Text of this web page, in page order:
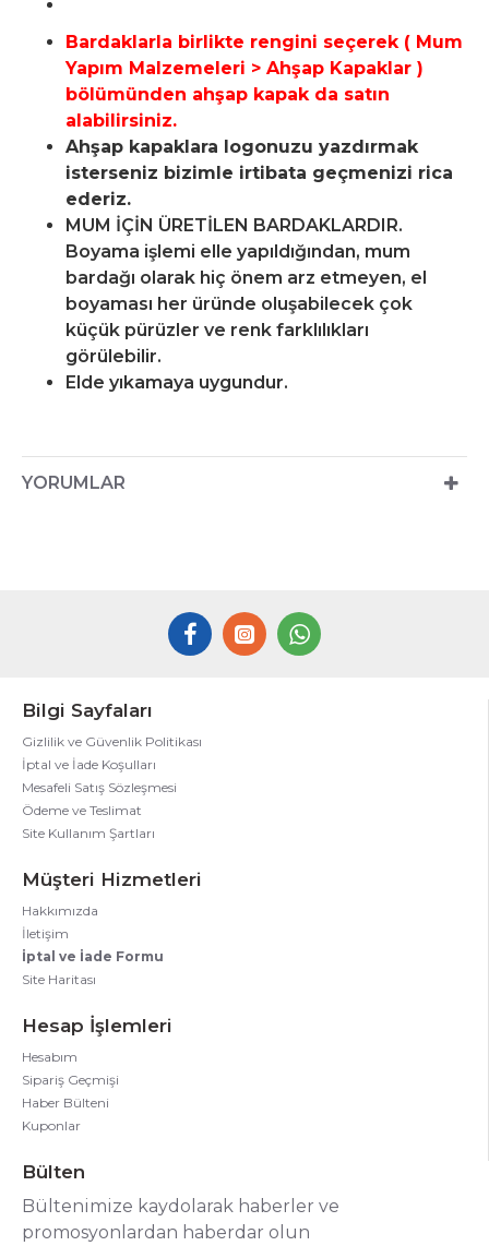
Bardaklarla birlikte rengini seçerek ( Mum
Yapım Malzemeleri > Ahşap Kapaklar )
bölümünden ahşap kapak da satın
alabilirsiniz.
Ahşap kapaklara logonuzu yazdırmak
isterseniz bizimle irtibata geçmenizi rica
ederiz.
MUM İÇİN ÜRETİLEN BARDAKLARDIR.
Boyama işlemi elle yapıldığından, mum
bardağı olarak hiç önem arz etmeyen, el
boyaması her üründe oluşabilecek çok
küçük pürüzler ve renk farklılıkları
görülebilir.
Elde yıkamaya uygundur.
YORUMLAR
Bilgi Sayfaları
Gizlilik ve Güvenlik Politikası
İptal ve İade Koşulları
Mesafeli Satış Sözleşmesi
Ödeme ve Teslimat
Site Kullanım Şartları
Müşteri Hizmetleri
Hakkımızda
İletişim
İptal ve İade Formu
Site Haritası
Hesap İşlemleri
Hesabım
Sipariş Geçmişi
Haber Bülteni
Kuponlar
Bülten
Bültenimize kaydolarak haberler ve
promosyonlardan haberdar olun